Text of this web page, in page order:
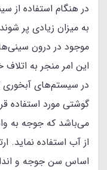
در هنگام استفاده از
به میزان زیادی پر
موجود در درون
این امر منجر به
در سیستم‌های آبخوری
گوشتی مورد استفاده
می‌باشد که جوجه به
از آب استفاده نماید.
اساس سن جوجه و